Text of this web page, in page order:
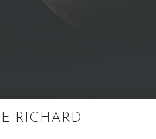
RICHARD